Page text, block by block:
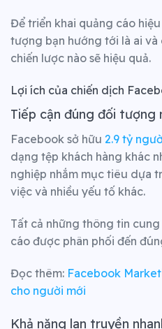
Để triển khai quảng cáo
tượng bạn hướng tới là ai
chiến lược nào sẽ hiệu quả.
Lợi ích của chiến dịch
Tiếp cận đúng đối tượng
Facebook sở hữu 2.9 tỷ
dạng tệp khách hàng khác
nghiệp nhắm mục tiêu dựa
việc và nhiều yếu tố khác.
Tất cả những thông tin
cáo được phân phối đến
Đọc thêm: Facebook
cho người mới
Khả năng lan truyền